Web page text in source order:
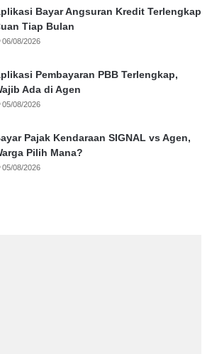
Bayar Angsuran Kredit Terlengkap
Tiap Bulan
06/08/2026
Pembayaran PBB Terlengkap,
Ada di Agen
05/08/2026
Pajak Kendaraan SIGNAL vs Agen,
Pilih Mana?
05/08/2026